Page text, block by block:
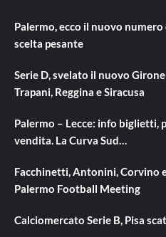
Palermo, ecco il nuovo
scelta pesante
Serie D, svelato il nuovo
Trapani, Reggina e Siracusa
Palermo – Lecce: info biglietti,
vendita. La Curva Sud…
Facchinetti, Antonini, Corvino
Palermo Football Meeting
Calciomercato Serie B, Pisa